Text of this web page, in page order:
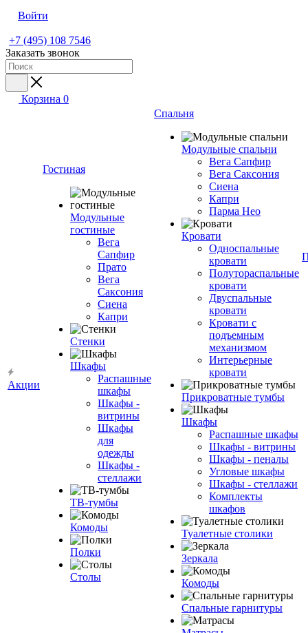
Войти
+7 (495) 108 7546
Заказать звонок
Корзина 0
Акции
Гостиная
Модульные
гостиные
Вега
Сапфир
Прато
Вега
Саксония
Сиена
Капри
Стенки
Шкафы
Распашные
шкафы
Шкафы -
витрины
Шкафы
для
одежды
Шкафы -
стеллажи
ТВ-тумбы
Комоды
Полки
Столы
Спальня
Модульные спальни
Вега Сапфир
Вега Саксония
Сиена
Капри
Парма Нео
Кровати
Односпальные
кровати
Полутораспальные
кровати
Двуспальные
кровати
Кровати с
подъемным
механизмом
Интерьерные
кровати
Прикроватные тумбы
Шкафы
Распашные шкафы
Шкафы - витрины
Шкафы - пеналы
Угловые шкафы
Шкафы - стеллажи
Комплекты
шкафов
Туалетные столики
Зеркала
Комоды
Спальные гарнитуры